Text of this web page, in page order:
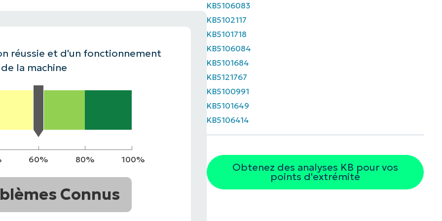
réussie et d'un fonctionnement
la machine
60% 80% 100%
Connus
KB5106083
KB5102117
KB5101718
KB5106084
KB5101684
KB5121767
KB5100991
KB5101649
KB5106414
Obtenez des analyses KB pour vos
points d'extrémité